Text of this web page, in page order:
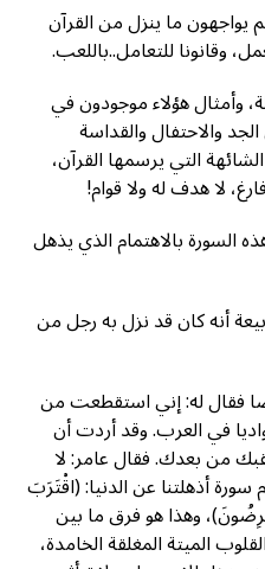
يواجهون ما ينزل من القرآن
وقانونا للتعامل..باللعب.
وأمثال هؤلاء موجودون في
والاحتفال والقداسة
التي يرسمها القرآن،
لا هدف له ولا قوام!
السورة بالاهتمام الذي يذهل
أنه كان قد نزل به رجل من
فقال له: إني استقطعت من
في العرب. وقد أردت أن
من بعدك. فقال عامر: لا
أذهلتنا عن الدنيا: (اقْتَرَبَ
وهذا هو فرق ما بين
الميتة المغلقة الخامدة،